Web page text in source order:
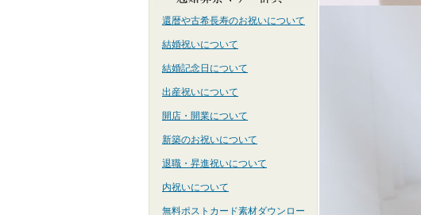
還暦や古希長寿のお祝いについて
結婚祝いについて
結婚記念日について
出産祝いについて
開店・開業について
新築のお祝いについて
退職・昇進祝いについて
内祝いについて
無料ポストカード素材ダウンロー